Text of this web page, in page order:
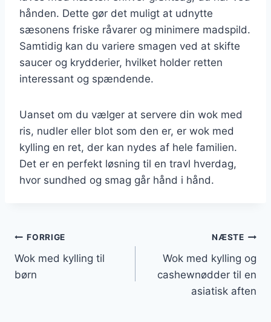
hånden. Dette gør det muligt at udnytte
sæsonens friske råvarer og minimere madspild.
Samtidig kan du variere smagen ved at skifte
saucer og krydderier, hvilket holder retten
interessant og spændende.
Uanset om du vælger at servere din wok med
ris, nudler eller blot som den er, er wok med
kylling en ret, der kan nydes af hele familien.
Det er en perfekt løsning til en travl hverdag,
hvor sundhed og smag går hånd i hånd.
Indlægsnavigation
FORRIGE
Wok med kylling til
børn
NÆSTE
Wok med kylling og
cashewnødder til en
asiatisk aften